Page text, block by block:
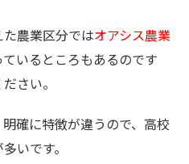
農業区分ではオアシス農業
いるところもあるのです
さい。
確に特徴が違うので、高校
いです。